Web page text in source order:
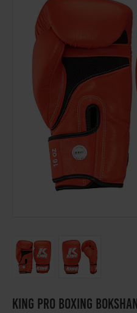
Uitrusting
Training
Overige
Thuis trainen
KING PRO BOXING